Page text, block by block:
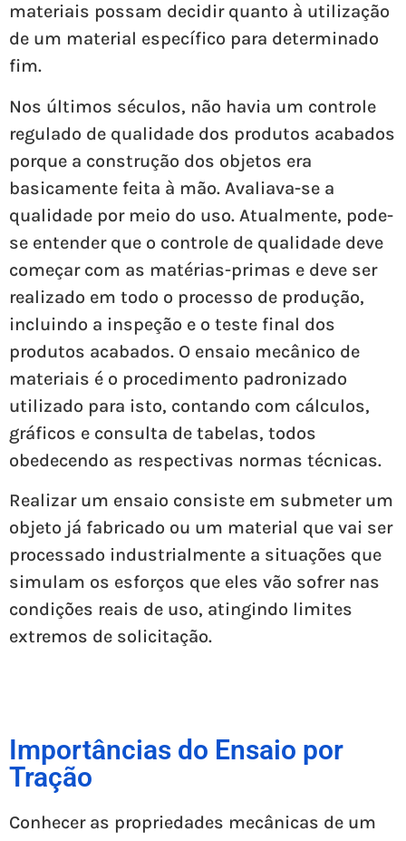
materiais possam decidir quanto à utilização
de um material específico para determinado
fim.
Nos últimos séculos, não havia um controle
regulado de qualidade dos produtos acabados
porque a construção dos objetos era
basicamente feita à mão. Avaliava-se a
qualidade por meio do uso. Atualmente, pode-
se entender que o controle de qualidade deve
começar com as matérias-primas e deve ser
realizado em todo o processo de produção,
incluindo a inspeção e o teste final dos
produtos acabados. O ensaio mecânico de
materiais é o procedimento padronizado
utilizado para isto, contando com cálculos,
gráficos e consulta de tabelas, todos
obedecendo as respectivas normas técnicas.
Realizar um ensaio consiste em submeter um
objeto já fabricado ou um material que vai ser
processado industrialmente a situações que
simulam os esforços que eles vão sofrer nas
condições reais de uso, atingindo limites
extremos de solicitação.
Importâncias do Ensaio por
Tração
Conhecer as propriedades mecânicas de um